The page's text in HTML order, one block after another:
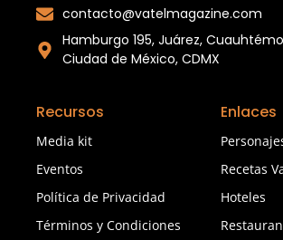
contacto@vatelmagazine.com
Hamburgo 195, Juárez,
Ciudad de México, CDMX
Recursos
Media kit
Eventos
Política de Privacidad
Términos y Condiciones
Enlaces
Recetas
Hoteles